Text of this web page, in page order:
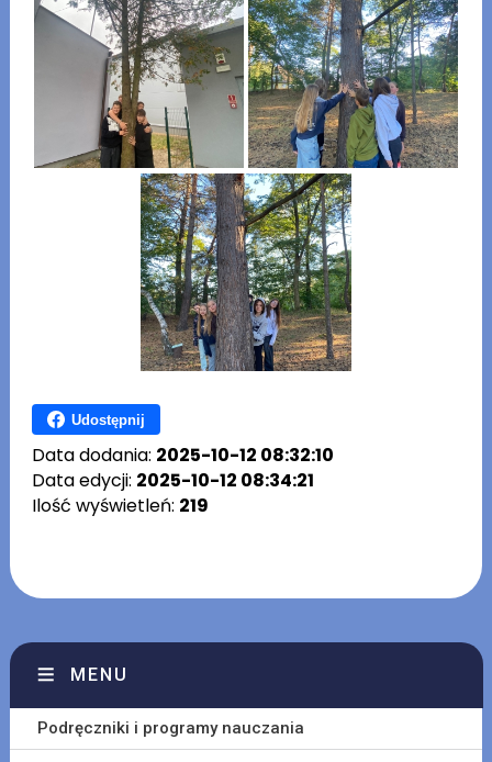
Udostępnij
Data dodania: 2025-10-12 08:32:10
Data edycji: 2025-10-12 08:34:21
Ilość wyświetleń: 219
MENU
Podręczniki i programy nauczania